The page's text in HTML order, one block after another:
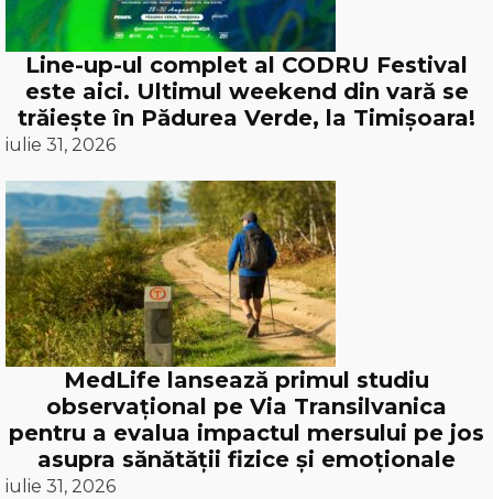
Line-up-ul complet al CODRU Festival
este aici. Ultimul weekend din vară se
trăiește în Pădurea Verde, la Timișoara!
iulie 31, 2026
MedLife lansează primul studiu
observațional pe Via Transilvanica
pentru a evalua impactul mersului pe jos
asupra sănătății fizice și emoționale
iulie 31, 2026